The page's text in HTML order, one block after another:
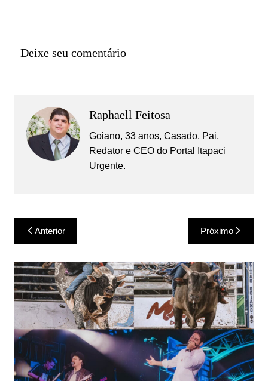
Deixe seu comentário
Raphaell Feitosa
Goiano, 33 anos, Casado, Pai,
Redator e CEO do Portal Itapaci
Urgente.
Navegação
de
Post
Anterior Próximo